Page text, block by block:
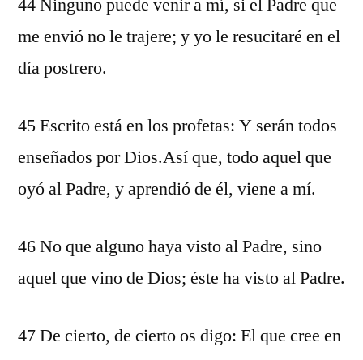
44 Ninguno puede venir a mí, si el Padre que
me envió no le trajere; y yo le resucitaré en el
día postrero.
45 Escrito está en los profetas: Y serán todos
enseñados por Dios.Así que, todo aquel que
oyó al Padre, y aprendió de él, viene a mí.
46 No que alguno haya visto al Padre, sino
aquel que vino de Dios; éste ha visto al Padre.
47 De cierto, de cierto os digo: El que cree en